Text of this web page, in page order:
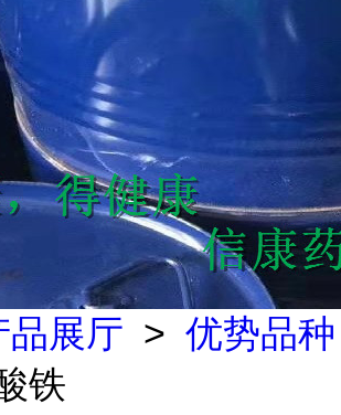
品展厅 > 优势品种
铁